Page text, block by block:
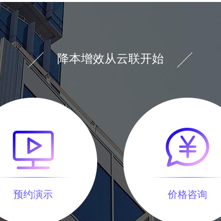
降本增效从云联开始
预约演示 价格咨询